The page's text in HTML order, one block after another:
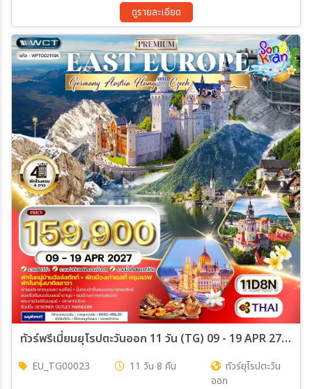
ช้อปปิ้ง - โรงเบียร์เยอรมัน -เมนู GRILLED WHOLE TROUT พร้อม
มันฝรั่งอบ รสเลิศ -ล่องเรือรับประทานอาหารค่ำ พร้อมชมวิวทิวทัศน์สอง
ฝากฝั่งแม่น้ำดานูบ -Mixed Grilled เนื้อสัตว์ 3 ชนิด (หมู เนื้อ ไก่) ย่างไฟ
ร้อนๆ เสิร์ฟพร้อมเครื่องเคียงสูตรโบฮีเมียนรสเลิศ -ขาหมูเยอรมัน
ไส้กรอกบาวาเรีย อันเลื่องชื่อ พร้อม เครื่องดื่มเยอรมันรสเลิศ
ดูรายละเอียด
ทัวร์พรีเมี่ยมยุโรปตะวันออก 11 วัน (TG) 09 - 19 APR 27 Songkran
EU_TG00023 11 วัน 8 คืน
ทัวร์ยุโรปตะวัน
ออก